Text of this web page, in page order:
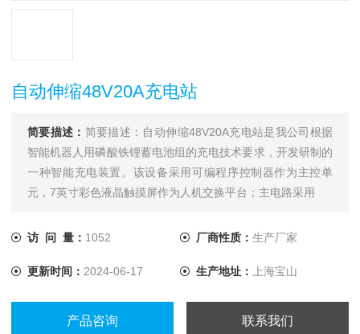
自动伸缩48V20A充电站
简要描述： 简要描述：自动伸缩48V20A充电站是我公司根据
智能机器人用磷酸铁锂蓄电池组的充电技术要求，开发研制的
一种智能充电装置。该设备采用可编程序控制器作为主控单
元，7英寸彩色液晶触摸屏作为人机交换平台；主电路采用
访 问 量： 1052 厂商性质： 生产厂家
更新时间： 2024-06-17 生产地址： 上海宝山
产品咨询 联系我们